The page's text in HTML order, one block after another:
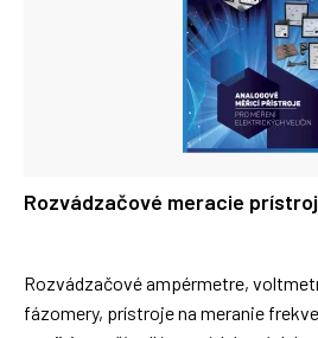
Rozvádzačové meracie
Rozvádzačové ampérmetre,
fázomery, prístroje na meranie